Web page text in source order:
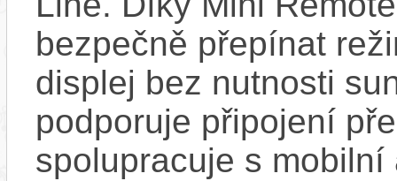
bezpečně přepínat
displej bez nutnosti
podporuje připojení
spolupracuje s